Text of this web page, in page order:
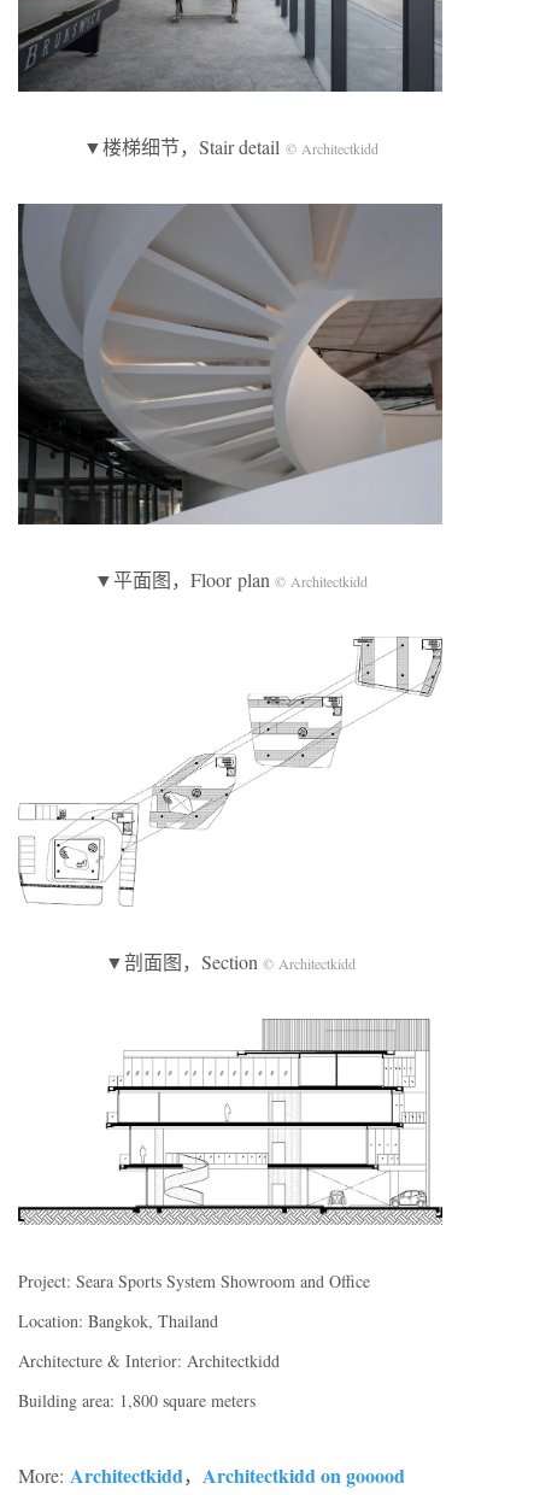
▼楼梯细节，Stair detail © Architectkidd
▼平面图，Floor plan © Architectkidd
▼剖面图，Section © Architectkidd
Project: Seara Sports System Showroom and Office
Location: Bangkok, Thailand
Architecture & Interior: Architectkidd
Building area: 1,800 square meters
More: Architectkidd， Architectkidd on gooood